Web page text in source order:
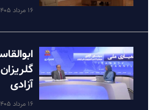
۱۶ مرداد ۱۴۰۵
آزادی
۱۶ مرداد ۱۴۰۵